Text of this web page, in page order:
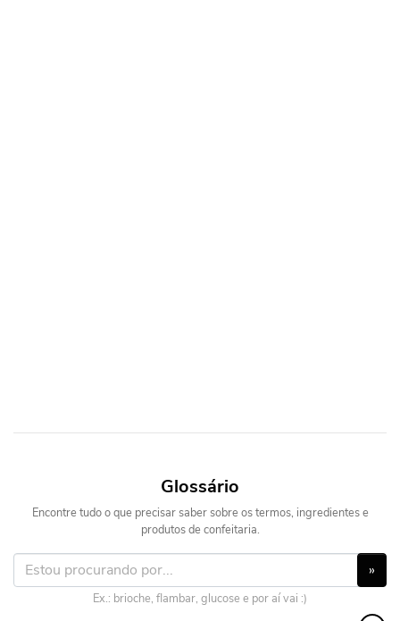
Glossário
Encontre tudo o que precisar saber sobre os termos, ingredientes e
produtos de confeitaria.
»
Ex.: brioche, flambar, glucose e por aí vai :)